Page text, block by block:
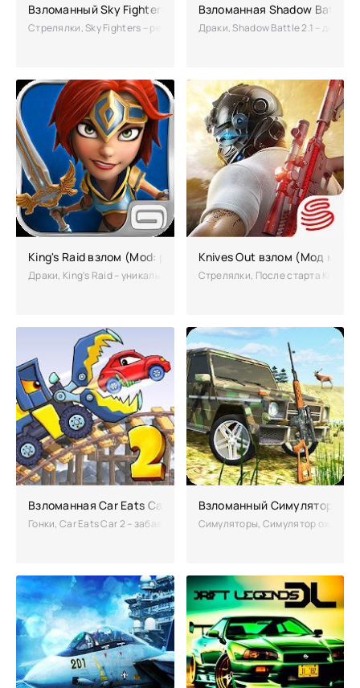
Взломанный Sky Fighters (Mod: много денег)
Стрелялки, Sky Fighters – реалистичный симулятор авиационных
Взломанная Shadow Battle
Драки, Shadow Battle 2.1 –
King's Raid взлом (Mod: режим бога)
Драки, King's Raid – уникальная карточная игра с элементами
Knives Out взлом (Мод
Стрелялки, После старта Knives
Взломанная Car Eats Car 2 (много денег)
Гонки, Car Eats Car 2 – забавный симулятор гонок с элементами
Взломанный Симулятор
Симуляторы, Симулятор охоты